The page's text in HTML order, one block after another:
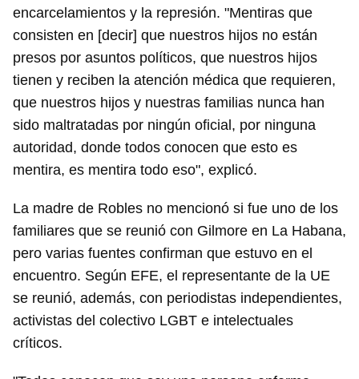
encarcelamientos y la represión. "Mentiras que
consisten en [decir] que nuestros hijos no están
presos por asuntos políticos, que nuestros hijos
tienen y reciben la atención médica que requieren,
que nuestros hijos y nuestras familias nunca han
sido maltratadas por ningún oficial, por ninguna
autoridad, donde todos conocen que esto es
mentira, es mentira todo eso", explicó.
La madre de Robles no mencionó si fue uno de los
familiares que se reunió con Gilmore en La Habana,
pero varias fuentes confirman que estuvo en el
encuentro. Según EFE, el representante de la UE
se reunió, además, con periodistas independientes,
activistas del colectivo LGBT e intelectuales
críticos.